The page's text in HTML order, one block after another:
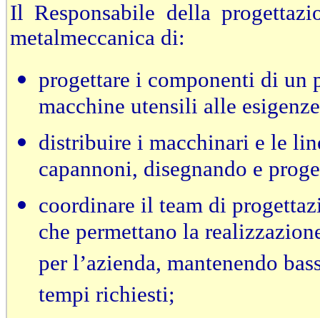
Il Responsabile della
metalmeccanica di:
progettare i componenti di un
macchine utensili alle
distribuire i macchinari e le
capannoni, disegnando e
coordinare il team di
che permettano la
per l’azienda, mantenendo
tempi richiesti;